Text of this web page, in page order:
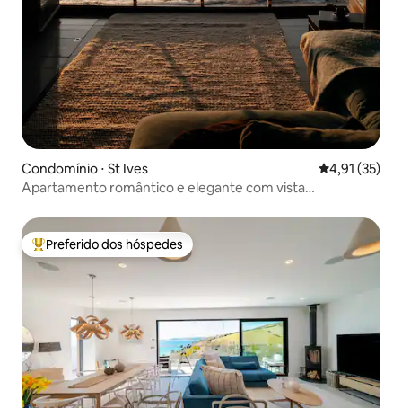
Condomínio ⋅ St Ives 4,91 de uma
4,91 (35)
Apartamento romântico e elegante com vista
Entre os melhores preferidos dos hóspedes
Preferido dos hóspedes